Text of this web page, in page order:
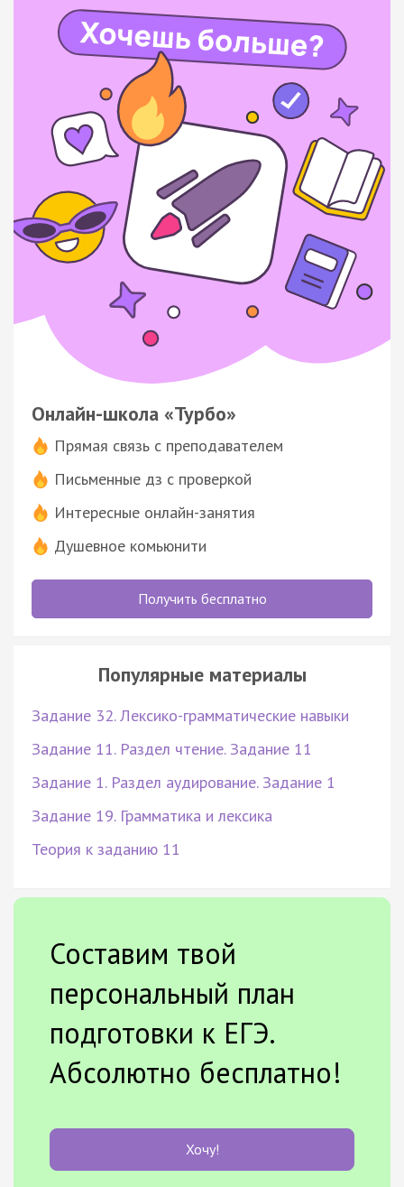
Онлайн-школа «Турбо»
Прямая связь с преподавателем
Письменные дз с проверкой
Интересные онлайн-занятия
Душевное комьюнити
Получить бесплатно
Популярные материалы
Задание 32. Лексико-грамматические навыки
Задание 11. Раздел чтение. Задание 11
Задание 1. Раздел аудирование. Задание 1
Задание 19. Грамматика и лексика
Теория к заданию 11
Составим твой
персональный план
подготовки к ЕГЭ.
Абсолютно бесплатно!
Хочу!